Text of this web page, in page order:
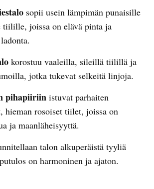
sopii usein lämpimän punaisille
joissa on elävä pinta ja
korostuu vaaleilla, sileillä tiilillä ja
jotka tukevat selkeitä linjoja.
pihapiiriin istuvat parhaiten
hieman rosoiset tiilet, joissa on
ja maanläheisyyttä.
talon alkuperäistä tyyliä
on harmoninen ja ajaton.